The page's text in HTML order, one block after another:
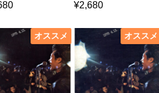
¥2,680
オススメ オススメ